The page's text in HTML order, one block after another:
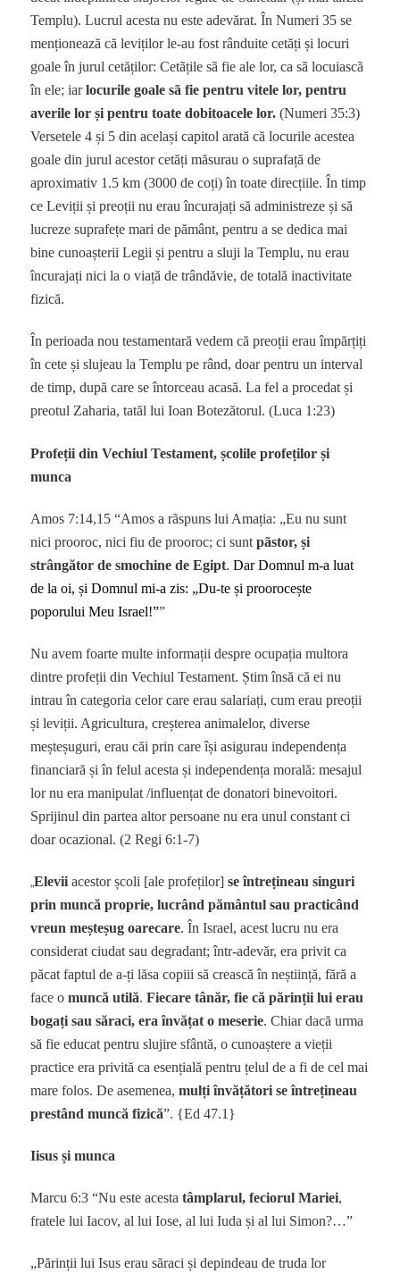
Templu). Lucrul acesta nu este adevărat. În Numeri 35 se
menționează că leviților le-au fost rânduite cetăți și locuri
goale în jurul cetăților: Cetãțile sã fie ale lor, ca sã locuiascã
în ele; iarlocurile goale sã fie pentru vitele lor, pentru
averile lor și pentru toate dobitoacele lor. (Numeri 35:3)
Versetele 4 și 5 din același capitol arată că locurile acestea
goale din jurul acestor cetăți măsurau o suprafață de
aproximativ 1.5 km (3000 de coți) în toate direcțiile. În timp
ce Leviții și preoții nu erau încurajați să administreze și să
lucreze suprafețe mari de pământ, pentru a se dedica mai
bine cunoașterii Legii și pentru a sluji la Templu, nu erau
încurajați nici la o viață de trândăvie, de totală inactivitate
fizică.
În perioada nou testamentară vedem că preoții erau împărțiți
în cete și slujeau la Templu pe rând, doar pentru un interval
de timp, după care se întorceau acasă. La fel a procedat și
preotul Zaharia, tatăl lui Ioan Botezătorul. (Luca 1:23)
Profeții din Vechiul Testament, școlile profeților și
munca
Amos 7:14,15 “Amos a rãspuns lui Amația: „Eu nu sunt
nici prooroc, nici fiu de prooroc; ci suntpãstor, și
strângător de smochine de Egipt. Dar Domnul m-a luat
de la oi, și Domnul mi-a zis: „Du-te și proorocește
poporului Meu Israel!””
Nu avem foarte multe informații despre ocupația multora
dintre profeții din Vechiul Testament. Știm însă că ei nu
intrau în categoria celor care erau salariați, cum erau preoții
și leviții. Agricultura, creșterea animalelor, diverse
meșteșuguri, erau căi prin care își asigurau independența
financiară și în felul acesta și independența morală: mesajul
lor nu era manipulat /influențat de donatori binevoitori.
Sprijinul din partea altor persoane nu era unul constant ci
doar ocazional. (2 Regi 6:1-7)
„Elevii acestor școli [ale profeților]se întrețineau singuri
prin muncă proprie, lucrând pământul sau practicând
vreun meșteșug oarecare. În Israel, acest lucru nu era
considerat ciudat sau degradant; într-adevăr, era privit ca
păcat faptul de a-ți lăsa copiii să crească în neștiință, fără a
face omuncă utilă.Fiecare tânăr, fie că părinții lui erau
bogați sau săraci, era învățat o meserie. Chiar dacă urma
să fie educat pentru slujire sfântă, o cunoaștere a vieții
practice era privită ca esențială pentru țelul de a fi de cel mai
mare folos. De asemenea,mulți învățători se întrețineau
prestând muncă fizică”. {Ed 47.1}
Iisus și munca
Marcu 6:3 “Nu este acestatâmplarul, feciorul Mariei,
fratele lui Iacov, al lui Iose, al lui Iuda și al lui Simon?…”
„Părinții lui Isus erau săraci și depindeau de truda lor